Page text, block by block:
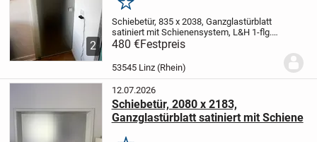
2
Merken
Schiebetür, 835 x 2038, Ganzglastürblatt
satiniert mit Schienensystem, L&H 1-flg.
auf Wand,Glas 8 mm ESG -Satinato matt
Schiebe System TVIN 2.0, eckig,
ähnlich Edelstahl matt, Tür Einzug...
480 €Festpreis
53545 Linz (Rhein)
12.07.2026
Schiebetür, 2080 x 2183,
Ganzglastürblatt satiniert mit Schiene